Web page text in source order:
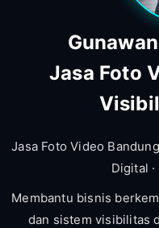
Jasa Foto
Jasa Foto Video
Digital
Membantu bisnis
dan sistem visibilitas